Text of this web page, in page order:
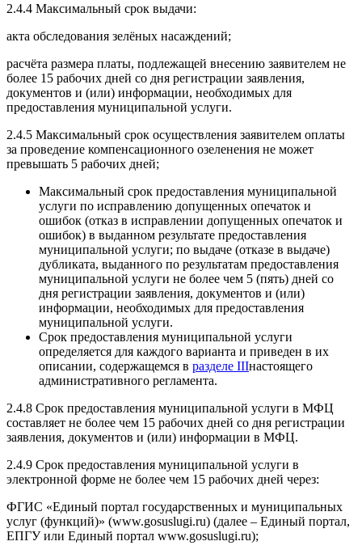
2.4.4 Максимальный срок выдачи:
акта обследования зелёных насаждений;
расчёта размера платы, подлежащей внесению заявителем не
более 15 рабочих дней со дня регистрации заявления,
документов и (или) информации, необходимых для
предоставления муниципальной услуги.
2.4.5 Максимальный срок осуществления заявителем оплаты
за проведение компенсационного озеленения не может
превышать 5 рабочих дней;
Максимальный срок предоставления муниципальной
услуги по исправлению допущенных опечаток и
ошибок (отказ в исправлении допущенных опечаток и
ошибок) в выданном результате предоставления
муниципальной услуги; по выдаче (отказе в выдаче)
дубликата, выданного по результатам предоставления
муниципальной услуги не более чем 5 (пять) дней со
дня регистрации заявления, документов и (или)
информации, необходимых для предоставления
муниципальной услуги.
Срок предоставления муниципальной услуги
определяется для каждого варианта и приведен в их
описании, содержащемся в разделе IIIнастоящего
административного регламента.
2.4.8 Срок предоставления муниципальной услуги в МФЦ
составляет не более чем 15 рабочих дней со дня регистрации
заявления, документов и (или) информации в МФЦ.
2.4.9 Срок предоставления муниципальной услуги в
электронной форме не более чем 15 рабочих дней через:
ФГИС «Единый портал государственных и муниципальных
услуг (функций)» (www.gosuslugi.ru) (далее – Единый портал,
ЕПГУ или Единый портал www.gosuslugi.ru);